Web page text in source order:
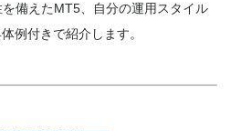
備えたMT5、自分の運用スタイル
例付きで紹介します。